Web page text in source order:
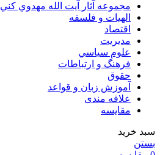
مجموعه آثار آيت الله مهدوي كني
الهیات و فلسفه
اقتصاد
مديريت
علوم سياسي
فرهنگ و ارتباطات
حقوق
آموزش زبان و قواعد
علاقه مندی
مقایسه
سبد خرید
بستن